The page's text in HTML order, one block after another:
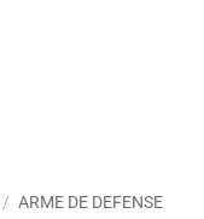
/ ARME DE DEFENSE